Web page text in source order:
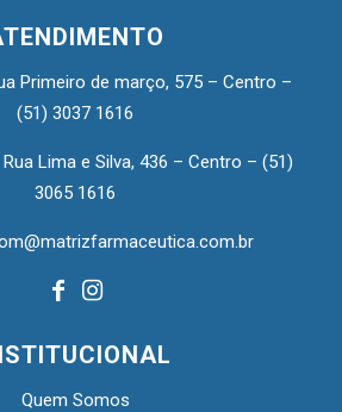
Primeiro de março, 575 – Centro –
(51) 3037 1616
Rua Lima e Silva, 436 – Centro – (51)
3065 1616
Quem Somos